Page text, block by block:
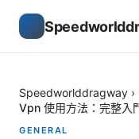
Speedworlddragway ›
Vpn 使用方法：完整入
GENERAL